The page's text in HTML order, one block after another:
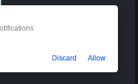
Discard Allow